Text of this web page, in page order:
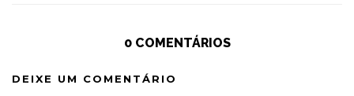
0 COMENTÁRIOS
DEIXE UM COMENTÁRIO